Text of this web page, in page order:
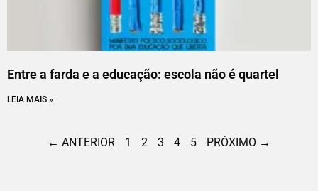
Entre a farda e a educação: escola não é quartel
LEIA MAIS »
← ANTERIOR 1 2 3 4 5 PRÓXIMO →